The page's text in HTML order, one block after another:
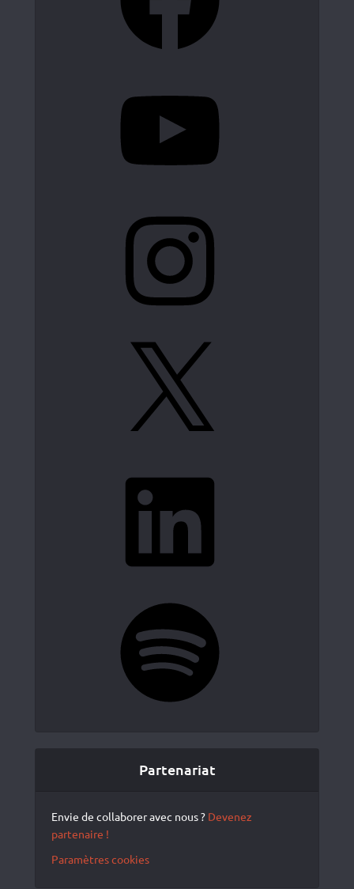
Partenariat
Envie de collaborer avec nous ? Devenez
partenaire !
Paramètres cookies